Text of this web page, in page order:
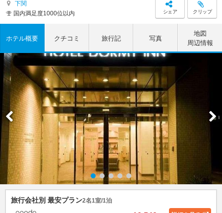
下関
国内満足度1000位以内
シェア クリップ
ホテル概要 クチコミ 旅行記 写真
地図
周辺情報
旅行会社別 最安プラン2名1室/1泊